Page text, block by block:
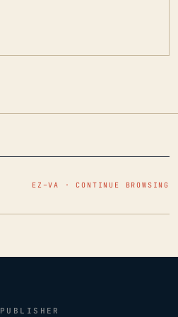
EZ–VA · CONTINUE BROWSING
PUBLISHER